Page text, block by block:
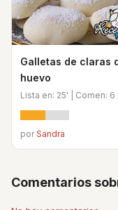
Galletas de claras
huevo
Lista en: 25' | Comen: 6
porSandra
Comentarios